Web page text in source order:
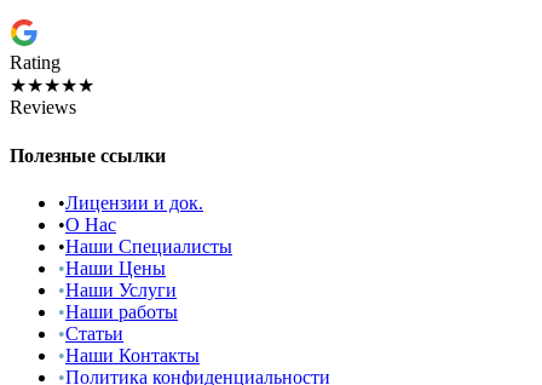
Rating
★★★★★
Reviews
Полезные ссылки
•Лицензии и док.
•О Нас
•Наши Специалисты
•Наши Цены
•Наши Услуги
•Наши работы
•Статьи
•Наши Контакты
•Политика конфиденциальности